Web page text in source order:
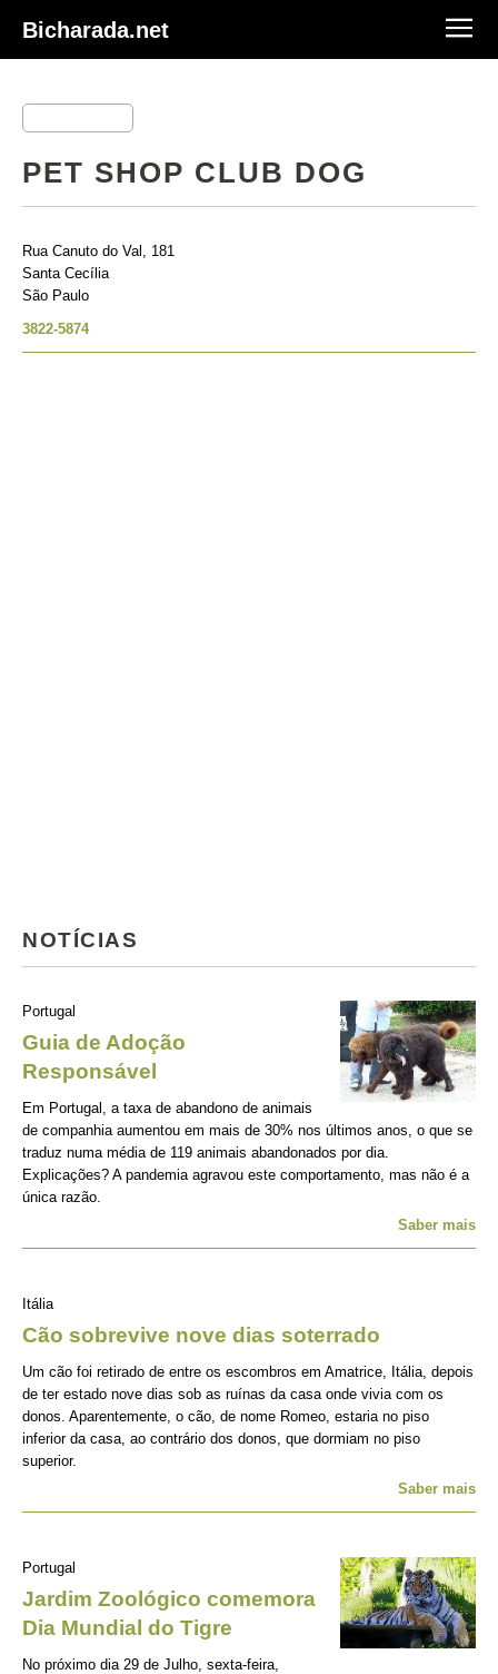
Bicharada.net
PET SHOP CLUB DOG
Rua Canuto do Val, 181
Santa Cecília
São Paulo
3822-5874
NOTÍCIAS
Portugal
Guia de Adoção
Responsável
Em Portugal, a taxa de abandono de animais
de companhia aumentou em mais de 30% nos últimos anos, o que se
traduz numa média de 119 animais abandonados por dia.
Explicações? A pandemia agravou este comportamento, mas não é a
única razão.
Saber mais
Itália
Cão sobrevive nove dias soterrado
Um cão foi retirado de entre os escombros em Amatrice, Itália, depois
de ter estado nove dias sob as ruínas da casa onde vivia com os
donos. Aparentemente, o cão, de nome Romeo, estaria no piso
inferior da casa, ao contrário dos donos, que dormiam no piso
superior.
Saber mais
Portugal
Jardim Zoológico comemora
Dia Mundial do Tigre
No próximo dia 29 de Julho, sexta-feira,